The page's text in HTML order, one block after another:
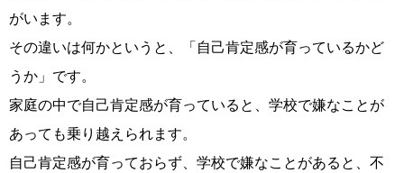
がいます。
その違いは何かというと、「自己肯定感が育っているかど
うか」です。
家庭の中で自己肯定感が育っていると、学校で嫌なことが
あっても乗り越えられます。
自己肯定感が育っておらず、学校で嫌なことがあると、不